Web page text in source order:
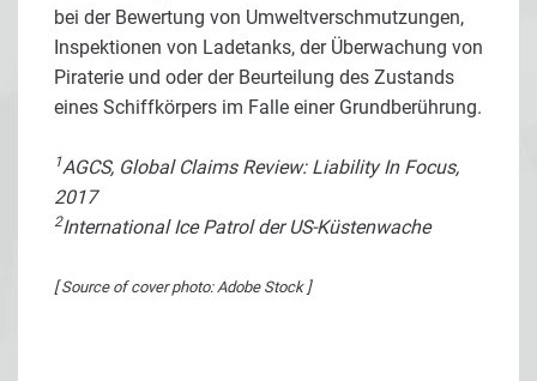
bei der Bewertung von Umweltverschmutzungen,
Inspektionen von Ladetanks, der Überwachung von
Piraterie und oder der Beurteilung des Zustands
eines Schiffkörpers im Falle einer Grundberührung.
1AGCS, Global Claims Review: Liability In Focus,
2017
2International Ice Patrol der US-Küstenwache
[ Source of cover photo: Adobe Stock ]